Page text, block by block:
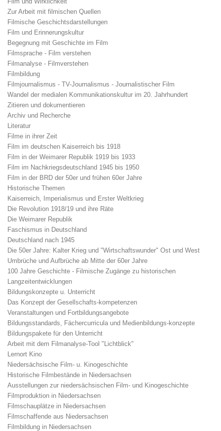
Zur Arbeit mit filmischen Quellen
Filmische Geschichtsdarstellungen
Film und Erinnerungskultur
Begegnung mit Geschichte im Film
Filmsprache - Film verstehen
Filmanalyse - Filmverstehen
Filmbildung
Filmjournalismus - TV-Journalismus - Journalistischer Film
Wandel der medialen Kommunikationskultur im 20. Jahrhundert
Zitieren und dokumentieren
Archiv und Recherche
Literatur
Filme in ihrer Zeit
Film im deutschen Kaiserreich bis 1918
Film in der Weimarer Republik 1919 bis 1933
Film im Nachkriegsdeutschland 1945 bis 1950
Film in der BRD der 50er und frühen 60er Jahre
Historische Themen
Kaiserreich, Imperialismus und Erster Weltkrieg
Die Revolution 1918/19 und ihre Räte
Die Weimarer Republik
Faschismus in Deutschland
Deutschland nach 1945
Die 50er Jahre: Kalter Krieg und "Wirtschaftswunder" Ost und West
Umbrüche und Aufbrüche ab Mitte der 60er Jahre
100 Jahre Geschichte - Filmische Zugänge zu historischen
Langzeitentwicklungen
Bildungskonzepte u. Unterricht
Das Konzept der Gesellschafts-kompetenzen
Veranstaltungen und Fortbildungsangebote
Bildungsstandards, Fächercurricula und Medienbildungs-konzepte
Bildungspakete für den Unterricht
Arbeit mit dem Filmanalyse-Tool "Lichtblick"
Lernort Kino
Niedersächsische Film- u. Kinogeschichte
Historische Filmbestände in Niedersachsen
Ausstellungen zur niedersächsischen Film- und Kinogeschichte
Filmproduktion in Niedersachsen
Filmschauplätze in Niedersachsen
Filmschaffende aus Niedersachsen
Filmbildung in Niedersachsen